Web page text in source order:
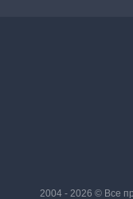
2004 - 2026 © Все